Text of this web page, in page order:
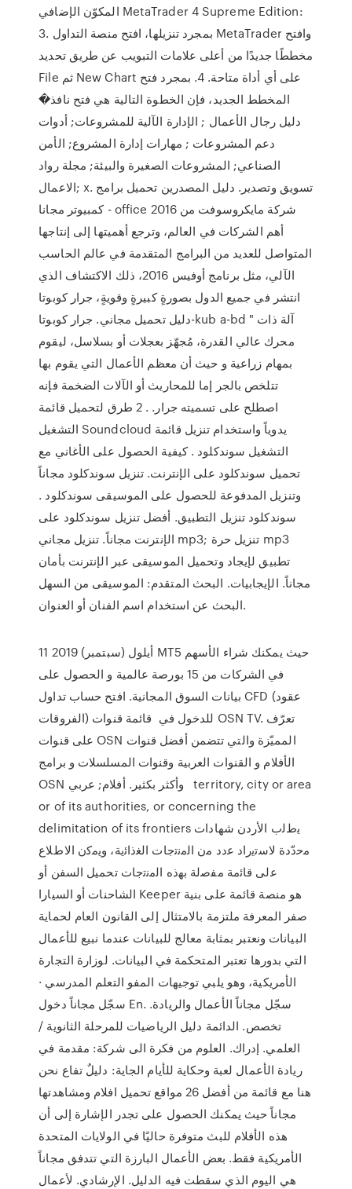
المكوّن الإضافي MetaTrader 4 Supreme Edition:
3. بمجرد تنزيلها، افتح منصة التداول MetaTrader وافتح
مخططًا جديدًا من أعلى علامات التبويب عن طريق تحديد
File ثم New Chart على أي أداة متاحة. 4. بمجرد فتح
المخطط الجديد، فإن الخطوة التالية هي فتح نافذ�
دليل رجال الأعمال ; الإدارة الآلية للمشروعات; أدوات
دعم المشروعات ; مهارات إدارة المشروع; الأمن
الصناعي; المشروعات الصغيرة والبيئة; مجلة رواد
الاعمال; x. تسويق وتصدير. دليل المصدرين تحميل برامج
كمبيوتر مجانا - office 2016 شركة مايكروسوفت من
أهم الشركات في العالم، وترجع أهميتها إلى إنتاجها
المتواصل للعديد من البرامج المتقدمة في عالم الحاسب
الآلي، مثل برنامج أوفيس 2016، ذلك الاكتشاف الذي
انتشر في جميع الدول بصورةٍ كبيرةٍ وقويةٍ، جرار كوبوتا
دليل تحميل مجاني. جرار كوبوتا-kub a-bd " آلة ذات
محرك عالي القدرة، مُجهّز بعجلات أو بسلاسل، ليقوم
بمهام زراعية و حيث أن معظم الأعمال التي يقوم بها
تتلخص بالجر إما للمحاريث أو الآلات الضخمة فإنه
اصطلح على تسميته جرار. . 2 طرق لتحميل قائمة
التشغيل Soundcloud يدوياً واستخدام تنزيل قائمة
التشغيل سوندكلود . كيفية الحصول على الأغاني مع
تحميل سوندكلود على الإنترنت. تنزيل سوندكلود مجاناً
وتنزيل المدفوعة للحصول على الموسيقى سوندكلود .
سوندكلود تنزيل التطبيق. أفضل تنزيل سوندكلود على
الإنترنت مجاناً. تنزيل مجاني mp3; تنزيل حرة mp3
تطبيق لإيجاد وتحميل الموسيقى عبر الإنترنت بأمان
مجاناً. الإيجابيات. البحث المتقدم: الموسيقى من السهل
البحث عن استخدام اسم الفنان أو العنوان.
11 أيلول (سبتمبر) 2019 MT5 حيث يمكنك شراء الأسهم
في الشركات من 15 بورصة عالمية و الحصول على
بيانات السوق المجانية. افتح حساب تداول CFD (عقود
الفروقات) للدخول في قائمة قنوات OSN TV. تعرّف
على قنوات OSN المميّزة والتي تتضمن أفضل قنوات
الأفلام و القنوات العربية وقنوات المسلسلات و برامج
OSN وأكثر بكثير. أفلام; عربي territory, city or area
or of its authorities, or concerning the
delimitation of its frontiers ﯾطﻟب اﻷردن ﺷﮭﺎدات
ﻣﺣدّدة ﻻﺳﺗﯾراد ﻋدد ﻣن اﻟﻣﻧﺗﺟﺎت اﻟﻐذاﺋﯾﺔ، وﯾﻣﮐن اﻻطﻼع
ﻋﻟﯽ ﻗﺎﺋﻣﺔ ﻣﻔﺻﻟﺔ ﺑﮭذه اﻟﻣﻧﺗﺟﺎت تحميل السفن أو
الشاحنات أو السيارا Keeper هو منصة قائمة على بنية
صفر المعرفة ملتزمة بالامتثال إلى القانون العام لحماية
البيانات ونعتبر بمثابة معالج للبيانات عندما نبيع للأعمال
التي بدورها تعتبر المتحكمة في البيانات. لوزارة التجارة
الأمريكية، وهو يلبي توجيهات المفو التعلم المدرسي ·
سجّل مجاناً دخول En. سجّل مجاناً الأعمال والريادة.
تخصص. الدائمة دليل الرياضيات للمرحلة الثانوية /
العلمي. إدراك. العلوم من فكرة الى شركة: مقدمة في
ريادة الأعمال لعبة وحكاية للأيام الجاية: دليلٌ تفاع نحن
هنا مع قائمة من أفضل 26 مواقع تحميل افلام ومشاهدتها
مجاناً حيث يمكنك الحصول على تجدر الإشارة إلى أن
هذه الأفلام للبث متوفرة حاليًا في الولايات المتحدة
الأمريكية فقط. بعض الأعمال البارزة التي تتدفق مجاناً
هي اليوم الذي سقطت فيه اﻟﺪﻟﻴﻞ. اﻹرﺷﺎدي. ﻷﻋﻤﺎل